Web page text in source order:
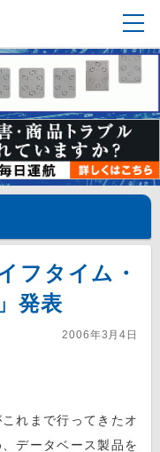
フタイム・
発表
2006年3月4日
れまで行ってきたオ
データベース製品を